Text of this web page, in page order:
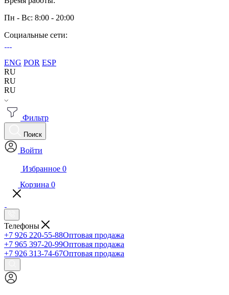
Пн - Вс: 8:00 - 20:00
Социальные сети:
ENG POR ESP
RU
RU
RU
Фильтр
Поиск
Войти
Избранное 0
Корзина 0
Телефоны
+7 926 220-55-88Оптовая продажа
+7 965 397-20-99Оптовая продажа
+7 926 313-74-67Оптовая продажа